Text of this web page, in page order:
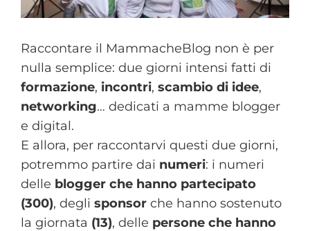
Raccontare il MammacheBlog non è per
nulla semplice: due giorni intensi fatti di
formazione, incontri, scambio di idee,
networking… dedicati a mamme blogger
e digital.
E allora, per raccontarvi questi due giorni,
potremmo partire dai numeri: i numeri
delle blogger che hanno partecipato
(300), degli sponsor che hanno sostenuto
la giornata (13), delle persone che hanno